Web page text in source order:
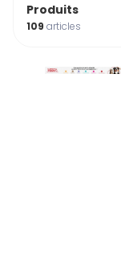
Produits
109articles